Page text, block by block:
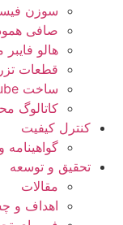
سوزن
صافی
هالو فایبر
قطعات
ساخت Tube
کاتالوگ
کنترل کیفیت
گواهينامه
تحقيق و توسعه
مقالات
اهداف و